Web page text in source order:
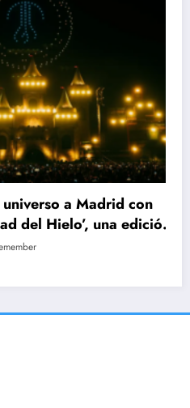
a Madrid con
Hielo’, una edición
en IFEMA